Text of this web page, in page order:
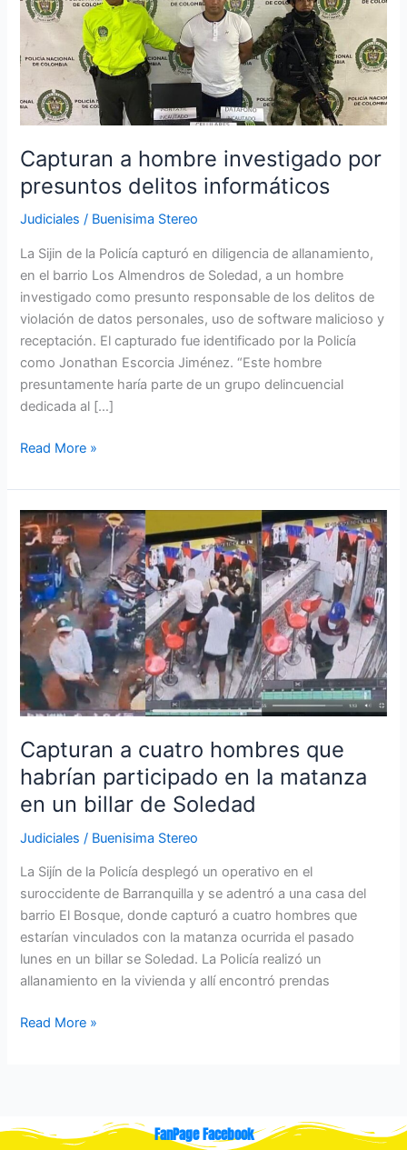
Capturan a hombre investigado por
presuntos delitos informáticos
Judiciales / Buenisima Stereo
La Sijin de la Policía capturó en diligencia de allanamiento,
en el barrio Los Almendros de Soledad, a un hombre
investigado como presunto responsable de los delitos de
violación de datos personales, uso de software malicioso y
receptación. El capturado fue identificado por la Policía
como Jonathan Escorcia Jiménez. “Este hombre
presuntamente haría parte de un grupo delincuencial
dedicada al […]
hombre
investigado
por
presuntos
delitos
informáticos
Read More »
Capturan a cuatro hombres que
habrían participado en la matanza
en un billar de Soledad
Judiciales / Buenisima Stereo
La Sijín de la Policía desplegó un operativo en el
suroccidente de Barranquilla y se adentró a una casa del
barrio El Bosque, donde capturó a cuatro hombres que
estarían vinculados con la matanza ocurrida el pasado
lunes en un billar se Soledad. La Policía realizó un
allanamiento en la vivienda y allí encontró prendas
Capturan
a
cuatro
hombres
que
habrían
participado
en
la
matanza
en
un
billar
de
Read More »
FanPage Facebook